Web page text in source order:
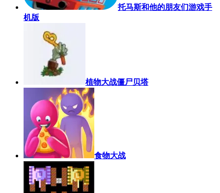
托马斯和他的朋友们游戏手
机版
植物大战僵尸贝塔
食物大战